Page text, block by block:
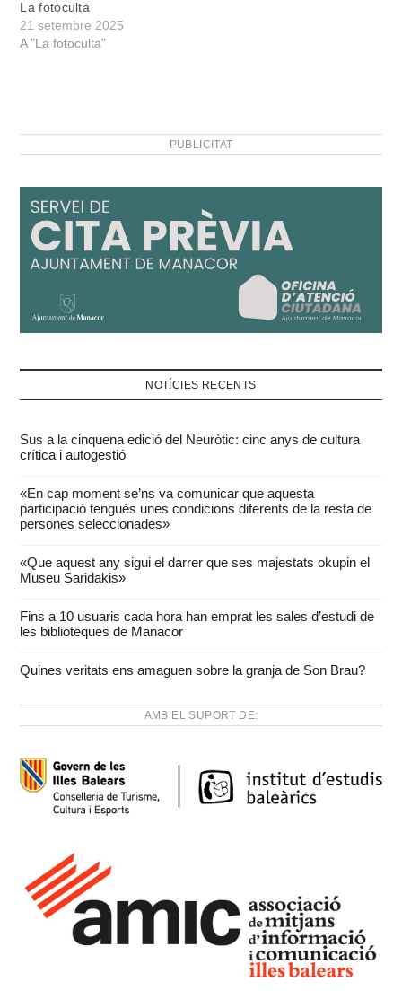
La fotoculta
21 setembre 2025
A "La fotoculta"
PUBLICITAT
NOTÍCIES RECENTS
Sus a la cinquena edició del Neuròtic: cinc anys de cultura
crítica i autogestió
«En cap moment se’ns va comunicar que aquesta
participació tengués unes condicions diferents de la resta de
persones seleccionades»
«Que aquest any sigui el darrer que ses majestats okupin el
Museu Saridakis»
Fins a 10 usuaris cada hora han emprat les sales d’estudi de
les biblioteques de Manacor
Quines veritats ens amaguen sobre la granja de Son Brau?
AMB EL SUPORT DE: